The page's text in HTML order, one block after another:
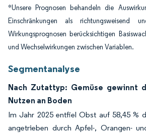
*Unsere Prognosen behandeln die
Einschränkungen als
Wirkungsprognosen berücksichtigen
und Wechselwirkungen zwischen Variablen.
Segmentanalyse
Nach Zutattyp: Gemüse gewinnt
Nutzen an Boden
Im Jahr 2025 entfiel Obst auf 58,45 %
angetrieben durch Apfel-, Orangen-